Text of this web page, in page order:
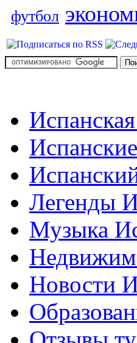
футбол
Легенды
Музыка
Новости